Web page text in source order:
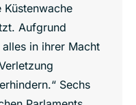
Aufgrund
in ihrer Macht
Sechs